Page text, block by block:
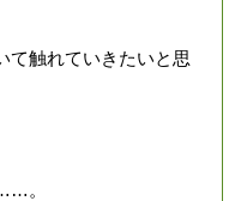
て触れていきたいと思
。